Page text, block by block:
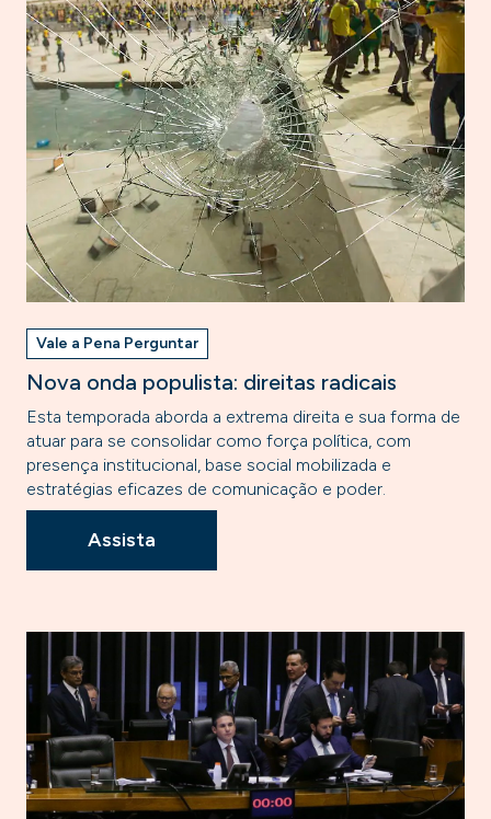
Vale a Pena Perguntar
Nova onda populista: direitas radicais
Esta temporada aborda a extrema direita e sua forma de
atuar para se consolidar como força política, com
presença institucional, base social mobilizada e
estratégias eficazes de comunicação e poder.
Assista